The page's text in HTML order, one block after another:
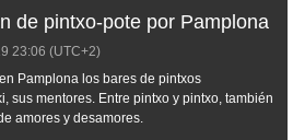
de pintxo-pote por Pamplona
23:06 (UTC+2)
Pamplona los bares de pintxos
sus mentores. Entre pintxo y pintxo, también
amores y desamores.